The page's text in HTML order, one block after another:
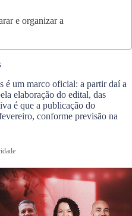
e organizar a
é um marco oficial: a partir daí a
elaboração do edital, das
é que a publicação do
conforme previsão na